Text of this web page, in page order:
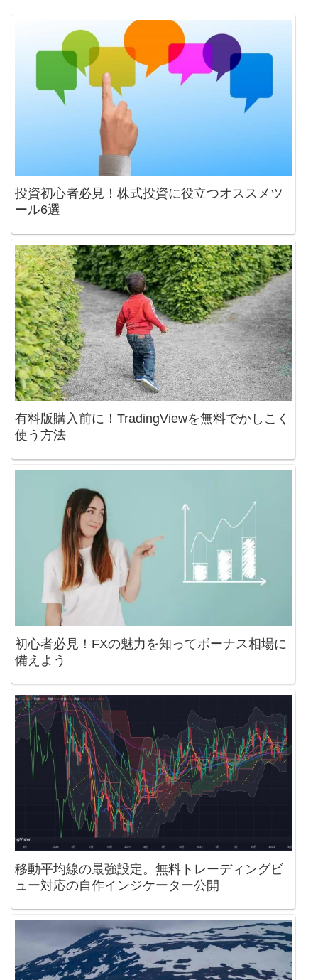
投資初心者必見！株式投資に役立つオススメツ
ール6選
有料版購入前に！TradingViewを無料でかしこく
使う方法
初心者必見！FXの魅力を知ってボーナス相場に
備えよう
移動平均線の最強設定。無料トレーディングビ
ュー対応の自作インジケーター公開